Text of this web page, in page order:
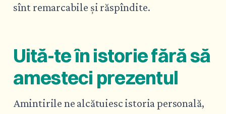
sînt remarcabile și răspîndite.
Uită-te în istorie fără să
amesteci prezentul
Amintirile ne alcătuiesc istoria personală,